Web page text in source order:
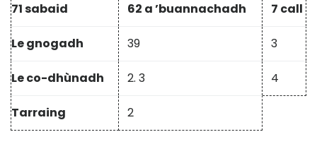
71 sabaid 62 a ’buannachadh 7 call
Le gnogadh 39 3
Le co-dhùnadh 2. 3 4
Tarraing 2